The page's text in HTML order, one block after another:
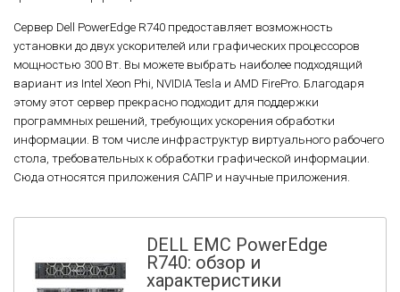
Сервер Dell PowerEdge R740 предоставляет возможность
установки до двух ускорителей или графических процессоров
мощностью 300 Вт. Вы можете выбрать наиболее подходящий
вариант из Intel Xeon Phi, NVIDIA Tesla и AMD FirePro. Благодаря
этому этот сервер прекрасно подходит для поддержки
программных решений, требующих ускорения обработки
информации. В том числе инфраструктур виртуального рабочего
стола, требовательных к обработки графической информации.
Сюда относятся приложения САПР и научные приложения.
DELL EMC PowerEdge
R740: обзор и
характеристики